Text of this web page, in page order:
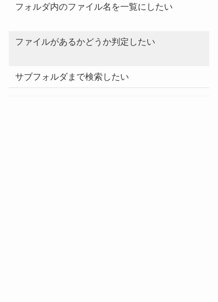
フォルダ内のファイル名を一覧にしたい
ファイルがあるかどうか判定したい
サブフォルダまで検索したい